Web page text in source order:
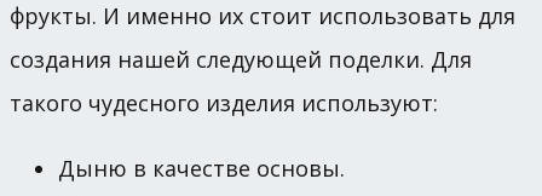
фрукты. И именно их стоит использовать для
создания нашей следующей поделки. Для
такого чудесного изделия используют:
Дыню в качестве основы.